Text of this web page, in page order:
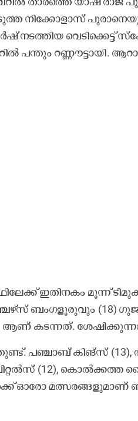
നിക്കോളാസ്
നടത്തിയ
പന്തും റണ്ണൗട്ടായി.
ഇതിനകം മൂന്ന്
ബംഗളൂരുവും (18)
കടന്നത്.
പഞ്ചാബ് കിങ്സ്
(12), കൊൽക്കത്ത
ഓരോ മത്സരങ്ങളുമാണ്